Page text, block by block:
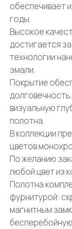
обеспечивает
годы.
Высокое
достигается
технологии
эмали.
Покрытие
визуальную
полотна.
В коллекции
цветов
По желанию
любой цвет из
Полотна
фурнитурой:
магнитным